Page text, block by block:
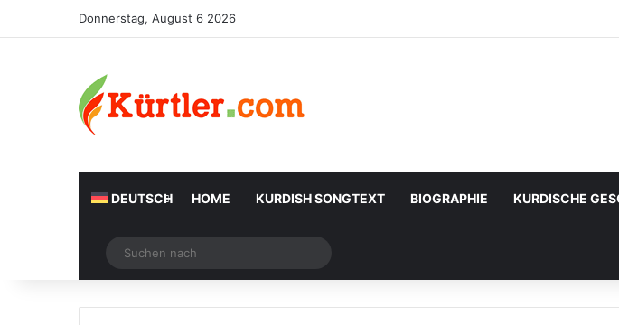
Donnerstag, August 6 2026
DEUTSCH HOME KURDISH SONGTEXT BIOGRAPHIE KURDISCHE
Zufälliger Artikel
nach